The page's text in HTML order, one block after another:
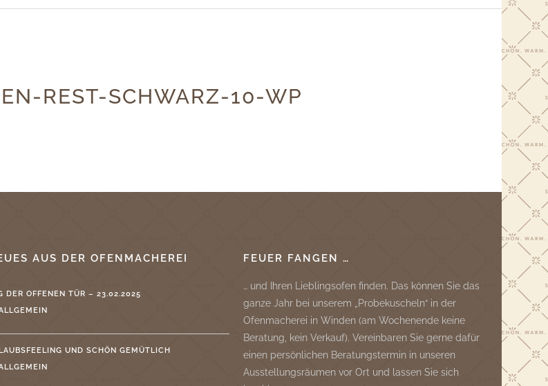
REST-SCHWARZ-10-WP
AUS DER OFENMACHEREI
DER OFFENEN TÜR – 23.02.2025
UND SCHÖN GEMÜTLICH
FEUER FANGEN …
… und Ihren Lieblingsofen finden. Das können Sie das
ganze Jahr bei unserem „Probekuscheln“ in der
Ofenmacherei in Winden (am Wochenende keine
Beratung, kein Verkauf). Vereinbaren Sie gerne dafür
einen persönlichen Beratungstermin in unseren
Ausstellungsräumen vor Ort und lassen Sie sich